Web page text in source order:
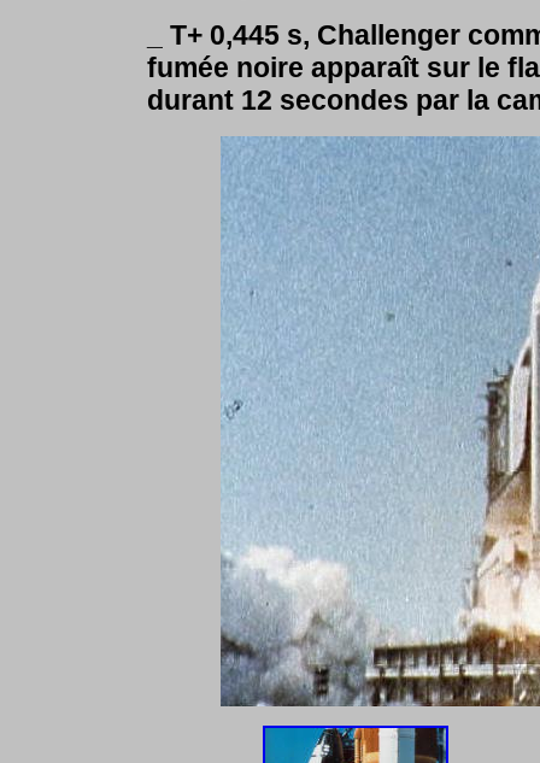
_ T+ 0,445 s, Challenger
fumée noire apparaît sur le
durant 12 secondes par la